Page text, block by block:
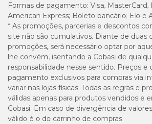
Formas de pagamento: Visa, MasterCard,
American Express; Boleto bancário; Elo e
* As promoções, parcerias e descontos
site não são cumulativos. Diante de duas
promoções, será necessário optar por
lhe convém, isentando a Cobasi de
responsabilidade nesse sentido. Preços e
pagamento exclusivos para compras via
variar nas lojas físicas. Todas as regras e
válidas apenas para produtos vendidos e
Cobasi. Em caso de divergência de
válido é o do carrinho de compras.